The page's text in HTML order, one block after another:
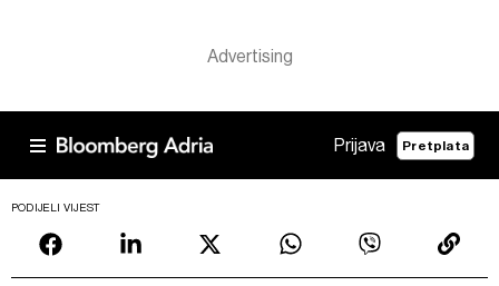
Prijava Pretplata
PODIJELI VIJEST